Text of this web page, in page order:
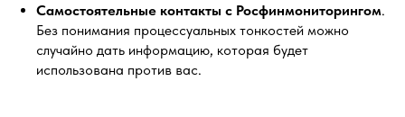
Самостоятельные контакты с Росфинмониторингом.
Без понимания процессуальных тонкостей можно
случайно дать информацию, которая будет
использована против вас.